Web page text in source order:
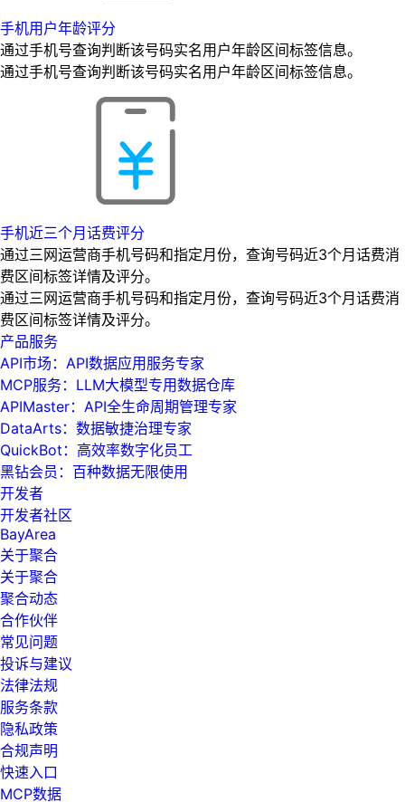
手机用户年龄评分
通过手机号查询判断该号码实名用户年龄区间标签信息。
通过手机号查询判断该号码实名用户年龄区间标签信息。
手机近三个月话费评分
通过三网运营商手机号码和指定月份，查询号码近3个月话费消
费区间标签详情及评分。
通过三网运营商手机号码和指定月份，查询号码近3个月话费消
费区间标签详情及评分。
产品服务
API市场：API数据应用服务专家
MCP服务：LLM大模型专用数据仓库
APIMaster：API全生命周期管理专家
DataArts：数据敏捷治理专家
QuickBot：高效率数字化员工
黑钻会员：百种数据无限使用
开发者
开发者社区
BayArea
关于聚合
关于聚合
聚合动态
合作伙伴
常见问题
投诉与建议
法律法规
服务条款
隐私政策
合规声明
快速入口
MCP数据